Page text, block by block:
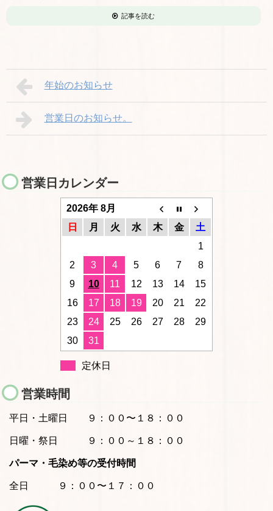
記事を読む
年始のお知らせ
営業日のお知らせ。
営業日カレンダー
2026年 8月
日
月 火 水 木 金
土
1
2
3 4 5 6 7
8
9
10 11 12 13 14
15
16
17 18 19 20 21
22
23
24 25 26 27 28
29
30
31
定休日
営業時間
平日・土曜日 ９：００〜１８：００
日曜・祭日 ９：００～１８：００
パーマ・毛染め等の受付時間
全日 ９：００〜１７：００